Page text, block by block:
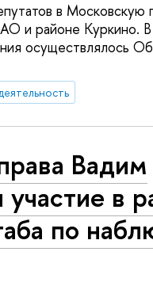
в Московскую
и районе Куркино. В
осуществлялось
Вадим
в
по